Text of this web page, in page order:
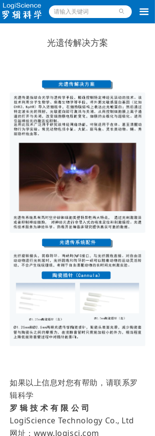
끀
ꄙ
光遗传解决方案
如果以上信息对您有帮助，请联系罗
辑科学
罗 辑 技 术 有 限 公 司
LogiScience Technology Co., Ltd
网址：www.logisci.com